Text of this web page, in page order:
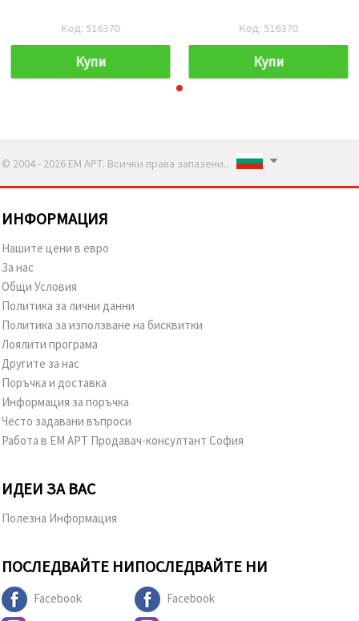
Код: 516370
Купи
Код: 516370
Купи
© 2004 - 2026 ЕМ АРТ. Всички права запазени..
ИНФОРМАЦИЯ
Нашите цени в евро
За нас
Общи Условия
Политика за лични данни
Политика за използване на бисквитки
Лоялити програма
Другите за нас
Поръчка и доставка
Информация за поръчка
Често задавани въпроси
Работа в ЕМ АРТ Продавач-консултант София
ИДЕИ ЗА ВАС
Полезна Информация
ПОСЛЕДВАЙТЕ НИ
Facebook
ПОСЛЕДВАЙТЕ НИ
Facebook